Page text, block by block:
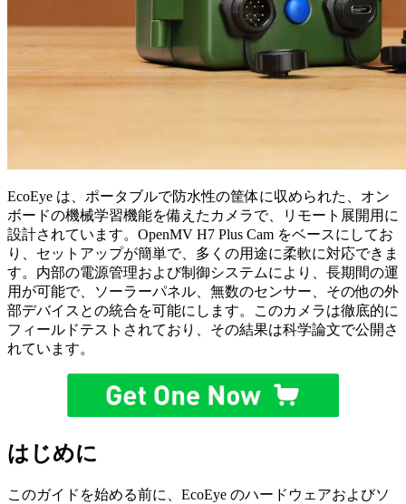
EcoEye は、ポータブルで防水性の筐体に収められた、オン
ボードの機械学習機能を備えたカメラで、リモート展開用に
設計されています。OpenMV H7 Plus Cam をベースにしてお
り、セットアップが簡単で、多くの用途に柔軟に対応できま
す。内部の電源管理および制御システムにより、長期間の運
用が可能で、ソーラーパネル、無数のセンサー、その他の外
部デバイスとの統合を可能にします。このカメラは徹底的に
フィールドテストされており、その結果は科学論文で公開さ
れています。
はじめに
このガイドを始める前に、EcoEye のハードウェアおよびソ